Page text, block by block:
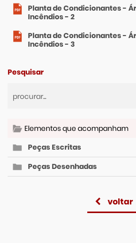
Planta de Condicionantes -
Incêndios - 2
Planta de Condicionantes -
Incêndios - 3
Pesquisar
Elementos que acompanham
Peças Escritas
Peças Desenhadas
voltar